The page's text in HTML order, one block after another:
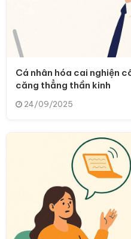
Cá nhân hóa cai nghiện
căng thẳng thần kinh
24/09/2025